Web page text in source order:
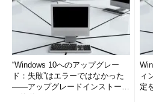
“Windows 10へのアップグレー
ド：失敗”はエラーではなかった
――アップグレードインストール
ィ
定